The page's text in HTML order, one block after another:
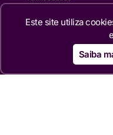
Este site utiliza
Saiba